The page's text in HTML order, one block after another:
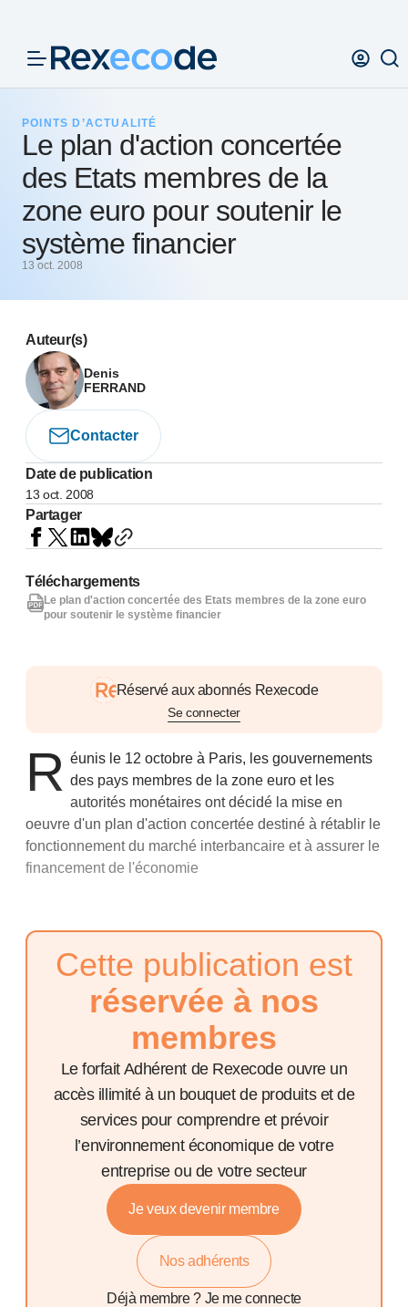
POINTS D’ACTUALITÉ
Le plan d'action concertée
des Etats membres de la
zone euro pour soutenir le
système financier
13 oct. 2008
Auteur(s)
Denis
FERRAND
Contacter
Date de publication
13 oct. 2008
Partager
Réservé aux abonnés Rexecode
Se connecter
R éunis le 12 octobre à Paris, les gouvernements
des pays membres de la zone euro et les
autorités monétaires ont décidé la mise en
oeuvre d'un plan d'action concertée destiné à rétablir le
fonctionnement du marché interbancaire et à assurer le
financement de l'économie
Cette publication est
réservée à nos
membres
Le forfait Adhérent de Rexecode ouvre un
accès illimité à un bouquet de produits et de
services pour comprendre et prévoir
l’environnement économique de votre
entreprise ou de votre secteur
Je veux devenir membre
Nos adhérents
Déjà membre ? Je me connecte
Téléchargements
Le plan d'action concertée des Etats membres de la zone euro
pour soutenir le système financier